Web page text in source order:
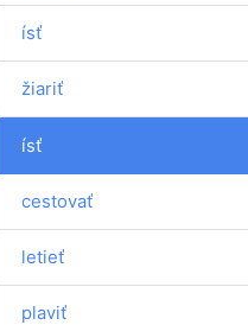
ísť
žiariť
ísť
cestovať
letieť
plaviť